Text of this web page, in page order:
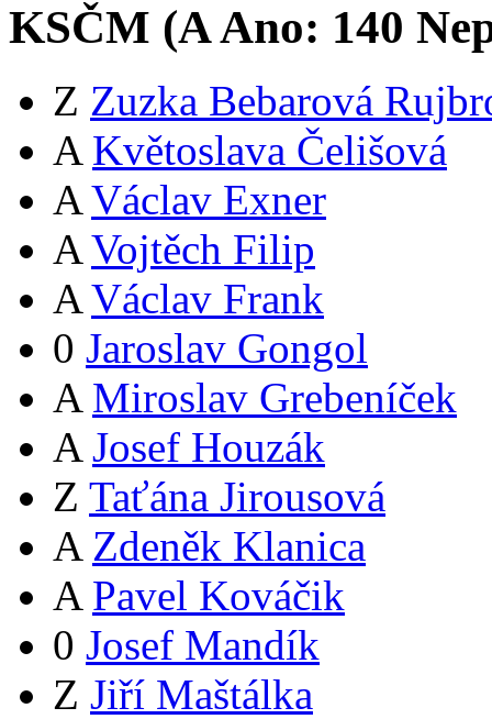
KSČM (AAno: 140
Z Zuzka Bebarová
A Květoslava Čelišová
A Václav Exner
A Vojtěch Filip
A Václav Frank
0 Jaroslav Gongol
A Miroslav Grebeníček
A Josef Houzák
Z Taťána Jirousová
A Zdeněk Klanica
A Pavel Kováčik
0 Josef Mandík
Z Jiří Maštálka